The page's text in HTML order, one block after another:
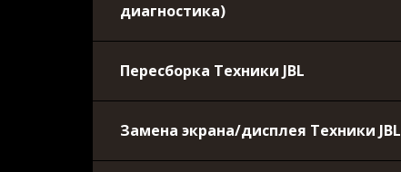
диагностика)
Пересборка Техники JBL
Замена экрана/дисплея Техники JBL